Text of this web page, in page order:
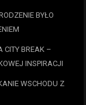
BYŁO
CITY BREAK –
INSPIRACJI
WSCHODU Z